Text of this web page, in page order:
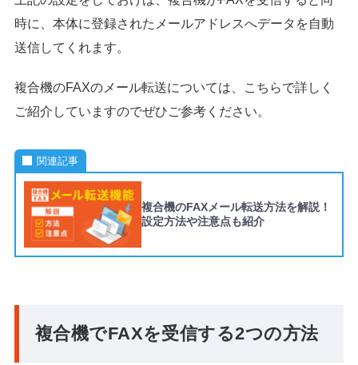
時に、本体に登録されたメールアドレスへデータを自動
送信してくれます。
複合機のFAXのメール転送については、こちらで詳しく
ご紹介していますのでぜひご参考ください。
関連記事
複合機のFAXメール転送方法を解説！
設定方法や注意点も紹介
複合機でFAXを受信する2つの方法